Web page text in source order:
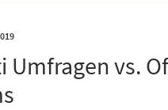
Umfragen vs.